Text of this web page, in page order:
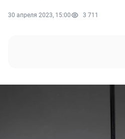
30 апреля 2023, 15:00 3 711